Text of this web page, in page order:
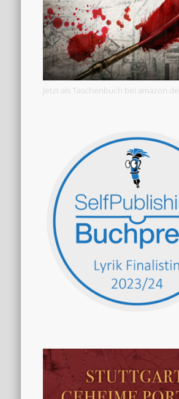
Jetzt als Taschenbuch bei amazon.de